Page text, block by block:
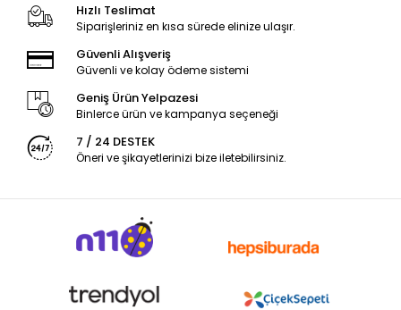
Hızlı Teslimat
Siparişleriniz en kısa sürede elinize ulaşır.
Güvenli Alışveriş
Güvenli ve kolay ödeme sistemi
Geniş Ürün Yelpazesi
Binlerce ürün ve kampanya seçeneği
7 / 24 DESTEK
Öneri ve şikayetlerinizi bize iletebilirsiniz.